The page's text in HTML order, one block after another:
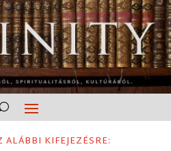
KIFEJEZÉSRE: